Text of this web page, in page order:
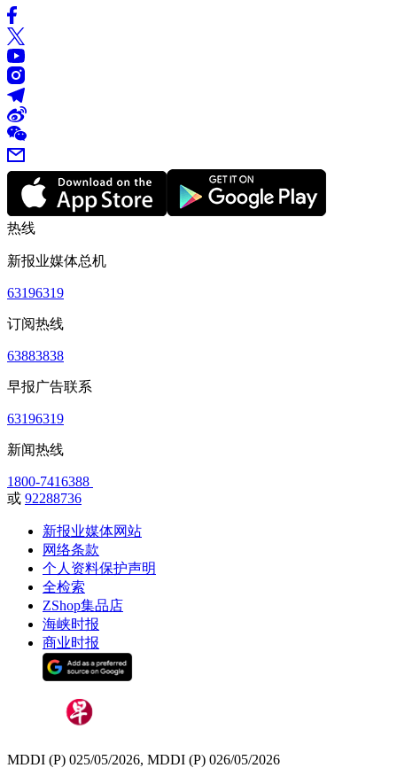
热线
新报业媒体总机
63196319
订阅热线
63883838
早报广告联系
63196319
新闻热线
1800-7416388
或 92288736
新报业媒体网站
网络条款
个人资料保护声明
全检索
ZShop集品店
海峡时报
商业时报
MDDI (P) 025/05/2026, MDDI (P) 026/05/2026